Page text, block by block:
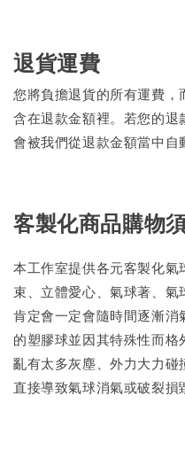
退貨運費
您將負擔退貨的所有運費
含在退款金額裡。若您的
會被我們從退款金額當中自
客製化商品購物
本工作室提供各元客製化
束、立體愛心、氣球著、
肯定會一定會隨時間逐漸
的塑膠球並因其特殊性而
亂有太多灰塵、外力大力
直接導致氣球消氣或破裂損